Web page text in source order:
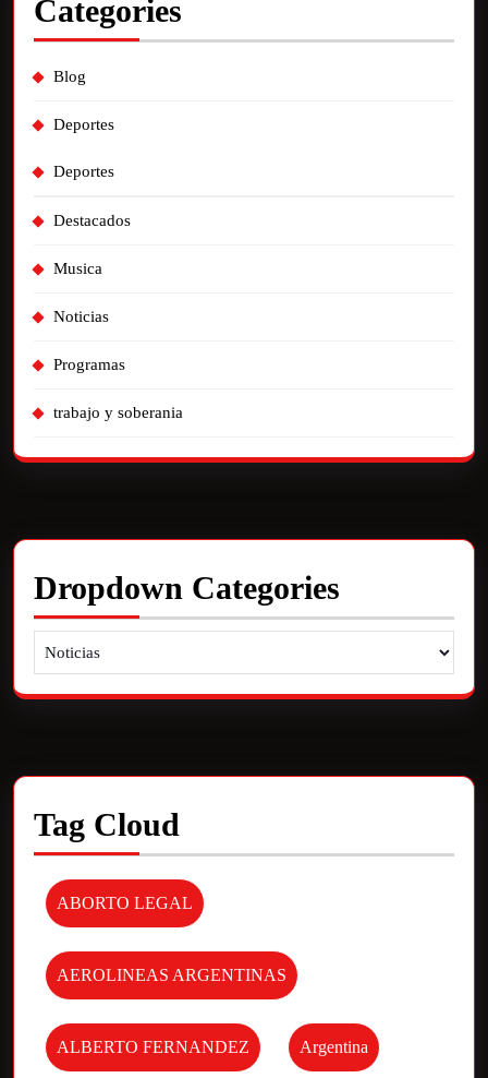
Categories
Blog
Deportes
Deportes
Destacados
Musica
Noticias
Programas
trabajo y soberania
Dropdown Categories
Tag Cloud
ABORTO LEGAL
AEROLINEAS ARGENTINAS
ALBERTO FERNANDEZ Argentina